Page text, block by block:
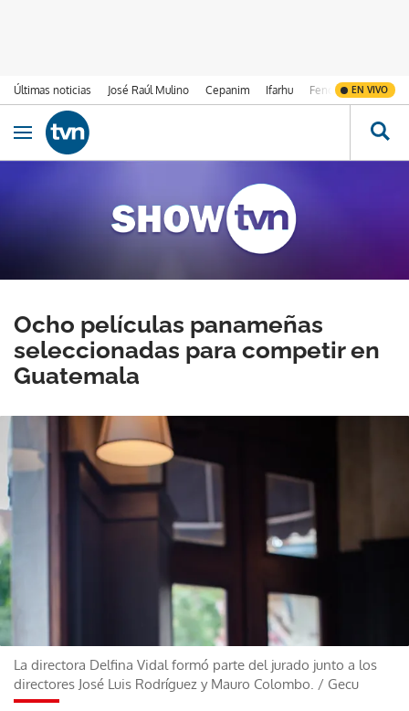
Últimas noticias José Raúl Mulino Cepanim Ifarhu Fenómeno de El
EN VIVO
Ir al contenido
Obrir navegació
Ocho películas panameñas
seleccionadas para competir en
Guatemala
La directora Delfina Vidal formó parte del jurado junto a los
directores José Luis Rodríguez y Mauro Colombo. / Gecu